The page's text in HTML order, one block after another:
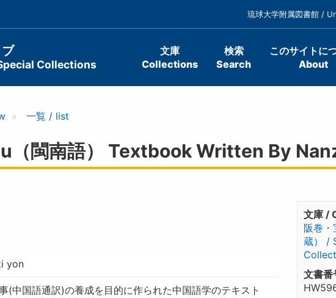
琉球大学附属図書館 /
Collections
文庫
Collections
検索
Search
このサイトに
About
一覧 / list
（閩南語） Textbook Written By
yon
(中国語通訳)の養成を目的に作られた中国語学のテキスト
文庫 /
阪巻・
蔵） /
文書